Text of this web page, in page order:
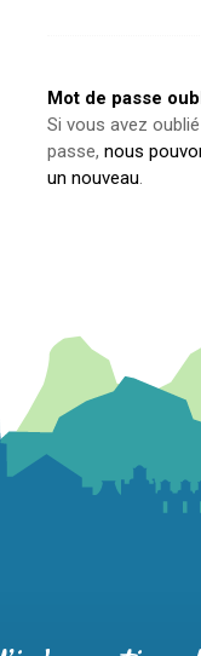
Mot de passe
Si vous avez
passe,nous
un nouveau.